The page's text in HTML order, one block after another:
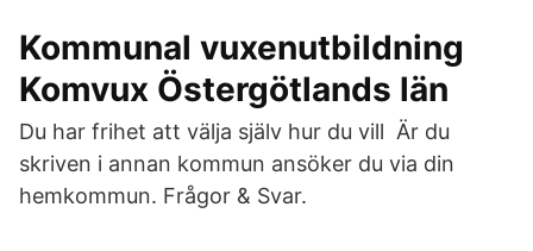
Kommunal vuxenutbildning
Komvux Östergötlands län
Du har frihet att välja själv hur du vill Är du
skriven i annan kommun ansöker du via din
hemkommun. Frågor & Svar.